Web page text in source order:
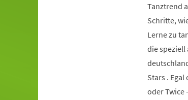
Tanztrend
Schritte,
Lerne zu
die speziell
Stars .
oder Twice